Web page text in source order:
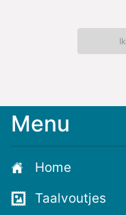
Meld
voor
de
nieuwste
Menu
Home
Taalvoutjes